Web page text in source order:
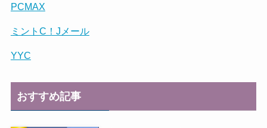
PCMAX
ミントC！Jメール
YYC
おすすめ記事